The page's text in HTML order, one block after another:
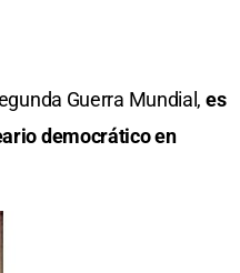
Guerra Mundial, es
democrático en